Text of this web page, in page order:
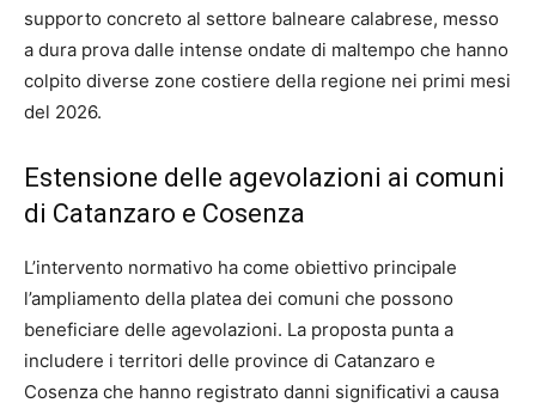
supporto concreto al settore balneare calabrese, messo
a dura prova dalle intense ondate di maltempo che hanno
colpito diverse zone costiere della regione nei primi mesi
del 2026.
Estensione delle agevolazioni ai comuni
di Catanzaro e Cosenza
L’intervento normativo ha come obiettivo principale
l’ampliamento della platea dei comuni che possono
beneficiare delle agevolazioni. La proposta punta a
includere i territori delle province di Catanzaro e
Cosenza che hanno registrato danni significativi a causa